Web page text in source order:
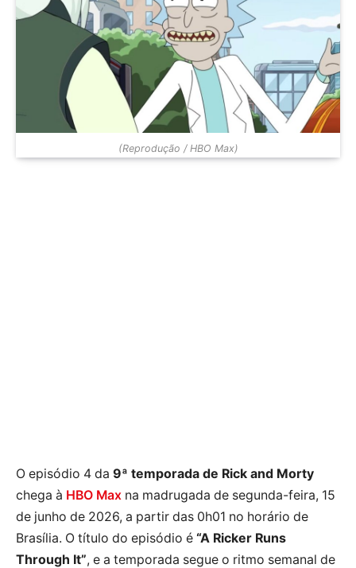
(Reprodução / HBO Max)
O episódio 4 da 9ª temporada de Rick and Morty
chega à HBO Max na madrugada de segunda-feira, 15
de junho de 2026, a partir das 0h01 no horário de
Brasília. O título do episódio é “A Ricker Runs
Through It”, e a temporada segue o ritmo semanal de